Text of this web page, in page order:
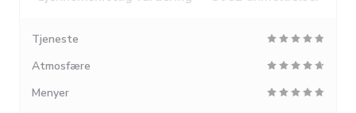
Tjeneste
Atmosfære
Menyer